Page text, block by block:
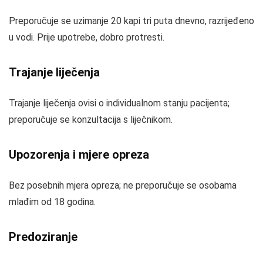
Preporučuje se uzimanje 20 kapi tri puta dnevno, razrijeđeno
u vodi. Prije upotrebe, dobro protresti.
Trajanje liječenja
Trajanje liječenja ovisi o individualnom stanju pacijenta;
preporučuje se konzultacija s liječnikom.
Upozorenja i mjere opreza
Bez posebnih mjera opreza; ne preporučuje se osobama
mlađim od 18 godina.
Predoziranje